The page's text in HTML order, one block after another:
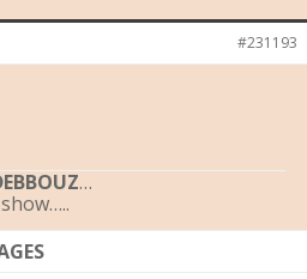
#231193
…